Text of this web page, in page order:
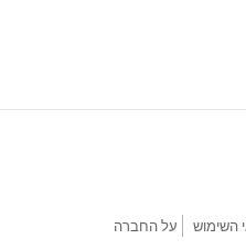
השימוש על החברה